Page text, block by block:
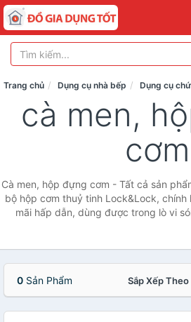
Trang chủ Dụng cụ nhà bếp Dụng cụ
cà men,
cơm
Cà men, hộp đựng cơm - Tất cả sản
bộ hộp cơm thuỷ tinh Lock&Lock,
mãi hấp dẫn, dùng được trong lò vi
0 Sản Phẩm Sắp Xếp Theo